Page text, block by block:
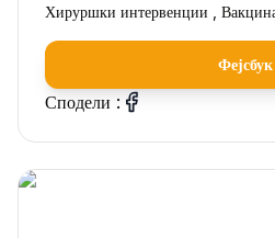
Хируршки интервенции ,
Фејсбук
Сподели :